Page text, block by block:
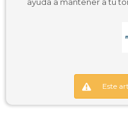
Este